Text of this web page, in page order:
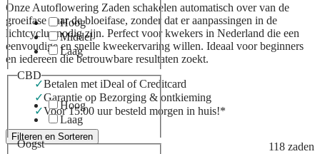
Hoog
Middel
Laag
CBD
Hoog
Laag
Oogst
Onze Autoflowering Zaden schakelen automatisch over van de
groeifase naar de bloeifase, zonder dat er aanpassingen in de
lichtcyclus nodig zijn. Perfect voor kwekers in Nederland die een
eenvoudige en snelle kweekervaring willen. Ideaal voor beginners
en iedereen die betrouwbare resultaten zoekt.
Betalen met iDeal of Creditcard
Garantie op Bezorging & ontkieming
Voor 15:00 uur besteld morgen in huis!*
Filteren en Sorteren
118 zaden